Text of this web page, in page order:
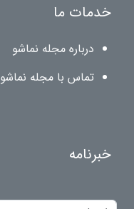
خدمات ما
درباره مجله نماشو
تماس با مجله نماشو
خبرنامه